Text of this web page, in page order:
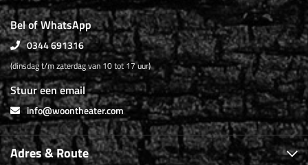
Bel of WhatsApp
0344 691316
(dinsdag t/m zaterdag van 10 tot 17 uur)
Stuur een email
info@woontheater.com
Adres & Route